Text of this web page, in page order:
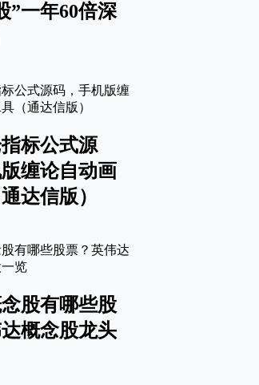
”一年60倍深
标公式源
缠论自动画
达信版）
股有哪些股
概念股龙头